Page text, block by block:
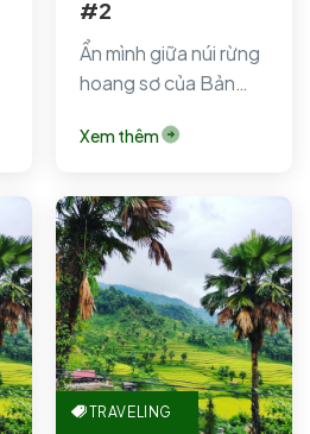
#2
Ẩn mình giữa núi rừng
hoang sơ của Bản
Cai), Bản…
Xem thêm
TRAVELING